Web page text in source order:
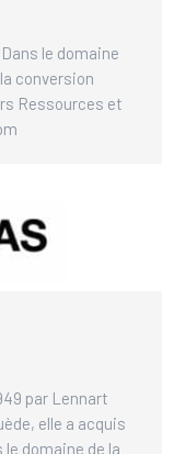
Dans le domaine
conversion
Ressources et
par Lennart
elle a acquis
le domaine de la